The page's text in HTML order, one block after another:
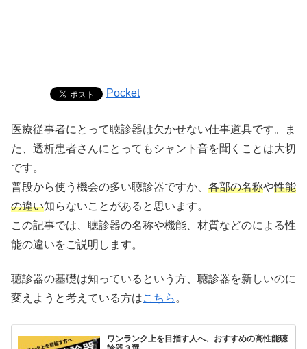
Pocket
医療従事者にとって聴診器は欠かせない仕事道具です。ま
た、透析患者さんにとってもシャント音を聞くことは大切
です。
普段から使う機会の多い聴診器ですか、 各部の名称や性能
の違い知らないことがあると思います。
この記事では、聴診器の名称や機能、材質などのによる性
能の違いをご説明します。
聴診器の基礎は知っているという方、聴診器を新しいのに
変えようと考えている方はこちら。
ワンランク上を目指す人へ、おすすめの高性能聴